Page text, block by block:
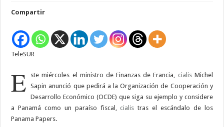
en
lista
de
Compartir
TeleSUR
E ste miércoles el ministro de Finanzas de Francia, cialisMichel
Sapin anunció que pedirá a la Organización de Cooperación y
Desarrollo Económico (OCDE) que siga su ejemplo y considere
a Panamá como un paraíso fiscal,cialis tras el escándalo de los
Panama Papers.